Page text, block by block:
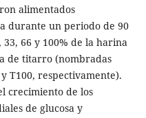
alimentados
durante un periodo de 90
33, 66 y 100% de la harina
de titarro (nombradas
T100, respectivamente).
crecimiento de los
de glucosa y